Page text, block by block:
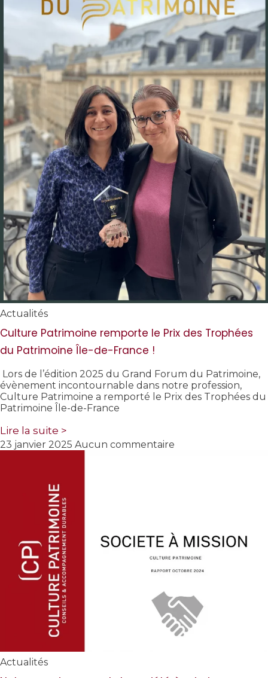
Actualités
Culture Patrimoine remporte le Prix des Trophées
du Patrimoine Île-de-France !
Lors de l’édition 2025 du Grand Forum du Patrimoine,
évènement incontournable dans notre profession,
Culture Patrimoine a remporté le Prix des Trophées du
Patrimoine Île-de-France
Lire la suite >
23 janvier 2025 Aucun commentaire
Actualités